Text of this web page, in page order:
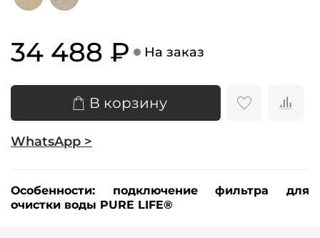
34 488 ₽ На заказ
В корзину
WhatsApp >
Особенности: подключение фильтра для
очистки воды PURE LIFE®